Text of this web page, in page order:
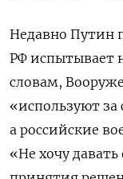
Недавно Путин
РФ испытывает
словам, В
«используют за
а российские
«Не хочу